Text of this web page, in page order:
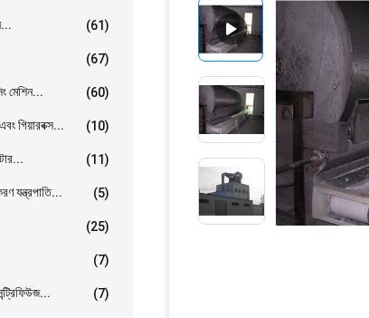
(61)
(67)
মেশিন... (60)
গিয়ারবক্স... (10)
(11)
যন্ত্রপাতি... (5)
(25)
(7)
(7)